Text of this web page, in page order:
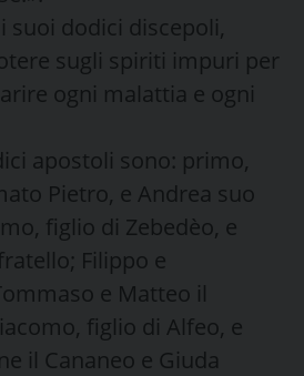
suoi dodici discepoli,
sugli spiriti impuri per
ogni malattia e ogni
apostoli sono: primo,
Pietro, e Andrea suo
figlio di Zebedèo, e
Filippo e
e Matteo il
figlio di Alfeo, e
il Cananeo e Giuda